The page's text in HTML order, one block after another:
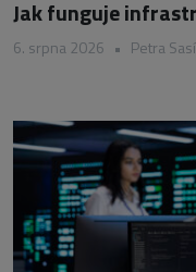
Jak funguje
6. srpna 2026 • Petra